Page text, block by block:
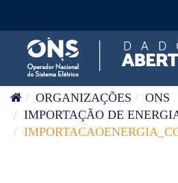
ORGANIZAÇÕES
ONS
IMPORTAÇÃO DE